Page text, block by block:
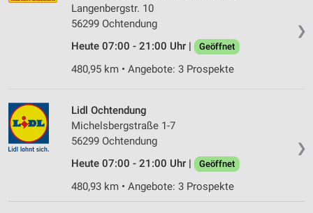
❯
Langenbergstr. 10
56299 Ochtendung
Heute 07:00 - 21:00 Uhr |
Geöffnet
480,95 km • Angebote: 3 Prospekte
❯
Lidl Ochtendung
Michelsbergstraße 1-7
56299 Ochtendung
Heute 07:00 - 21:00 Uhr |
Geöffnet
480,93 km • Angebote: 3 Prospekte